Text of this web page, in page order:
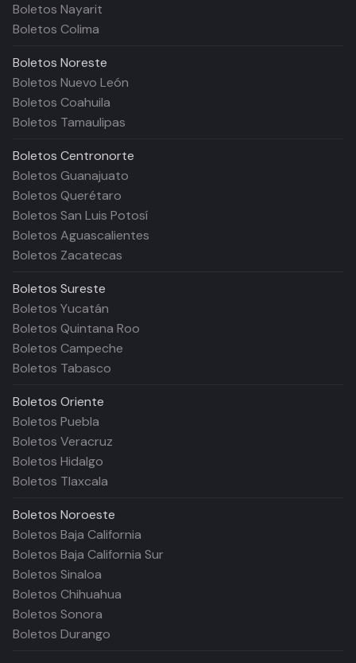
Boletos Nayarit
Boletos Colima
Boletos Noreste
Boletos Nuevo León
Boletos Coahuila
Boletos Tamaulipas
Boletos Centronorte
Boletos Guanajuato
Boletos Querétaro
Boletos San Luis Potosí
Boletos Aguascalientes
Boletos Zacatecas
Boletos Sureste
Boletos Yucatán
Boletos Quintana Roo
Boletos Campeche
Boletos Tabasco
Boletos Oriente
Boletos Puebla
Boletos Veracruz
Boletos Hidalgo
Boletos Tlaxcala
Boletos Noroeste
Boletos Baja California
Boletos Baja California Sur
Boletos Sinaloa
Boletos Chihuahua
Boletos Sonora
Boletos Durango